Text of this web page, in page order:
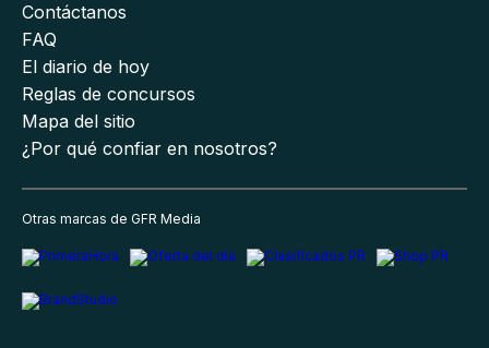
Contáctanos
FAQ
El diario de hoy
Reglas de concursos
Mapa del sitio
¿Por qué confiar en nosotros?
Otras marcas de GFR Media